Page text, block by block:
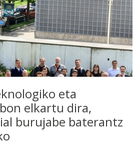
eta
elkartu dira,
burujabe baterantz